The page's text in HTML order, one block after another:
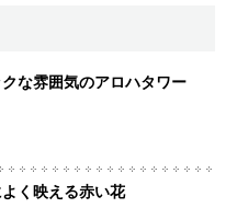
な雰囲気のアロハタワー
く映える赤い花